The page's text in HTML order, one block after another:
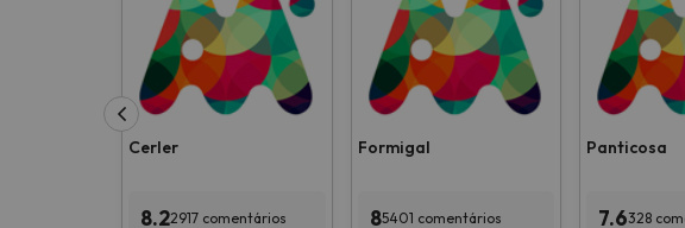
Cerler
8.22917 comentários
Formigal
85401 comentários
Panticosa
7.6328